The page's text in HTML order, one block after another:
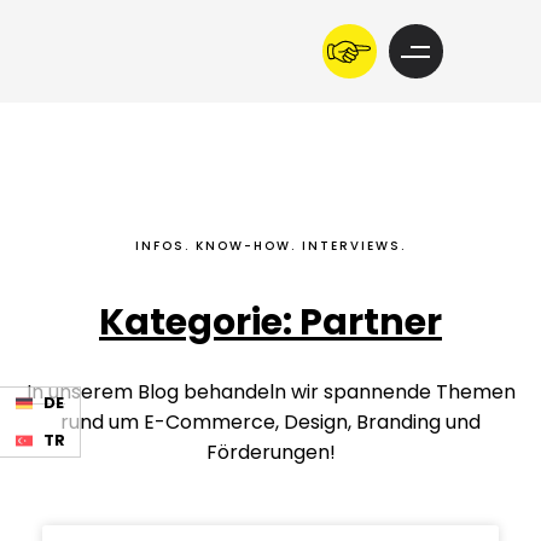
DE
TR
INFOS. KNOW-HOW. INTERVIEWS.
Kategorie: Partner
In unserem Blog behandeln wir spannende Themen
rund um E-Commerce, Design, Branding und
Förderungen!